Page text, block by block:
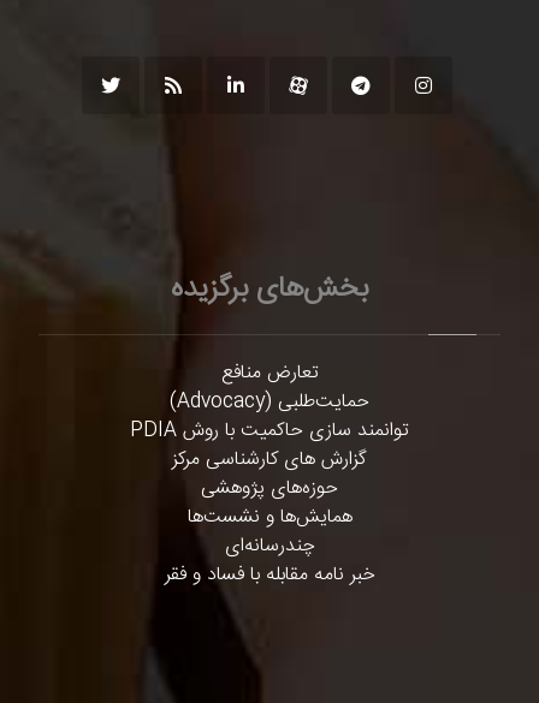
بخش‌های برگزیده
تعارض منافع
حمایت‌طلبی (Advocacy)
توانمند سازی حاکمیت با روش PDIA
گزارش های کارشناسی مرکز
حوزه‌های پژوهشی
همایش‌ها و نشست‌ها
چندرسانه‌ای
خبر نامه مقابله با فساد و فقر